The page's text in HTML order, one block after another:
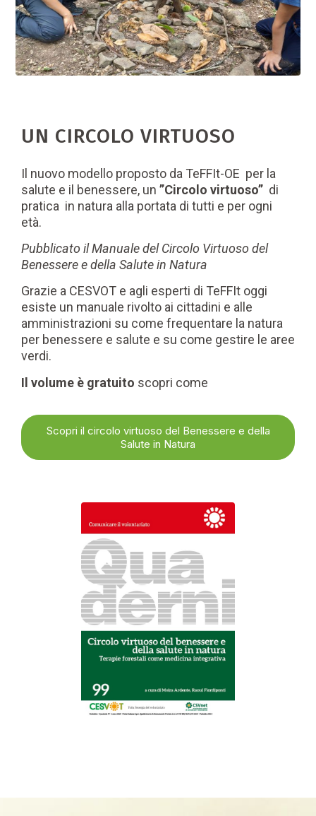
UN CIRCOLO VIRTUOSO
Il nuovo modello proposto da TeFFIt-OE per la
salute e il benessere, un ”Circolo virtuoso” di
pratica in natura alla portata di tutti e per ogni
età.
Pubblicato il Manuale del Circolo Virtuoso del
Benessere e della Salute in Natura
Grazie a CESVOT e agli esperti di TeFFIt oggi
esiste un manuale rivolto ai cittadini e alle
amministrazioni su come frequentare la natura
per benessere e salute e su come gestire le aree
verdi.
Il volume è gratuito scopri come
Scopri il circolo virtuoso del Benessere e della
Salute in Natura